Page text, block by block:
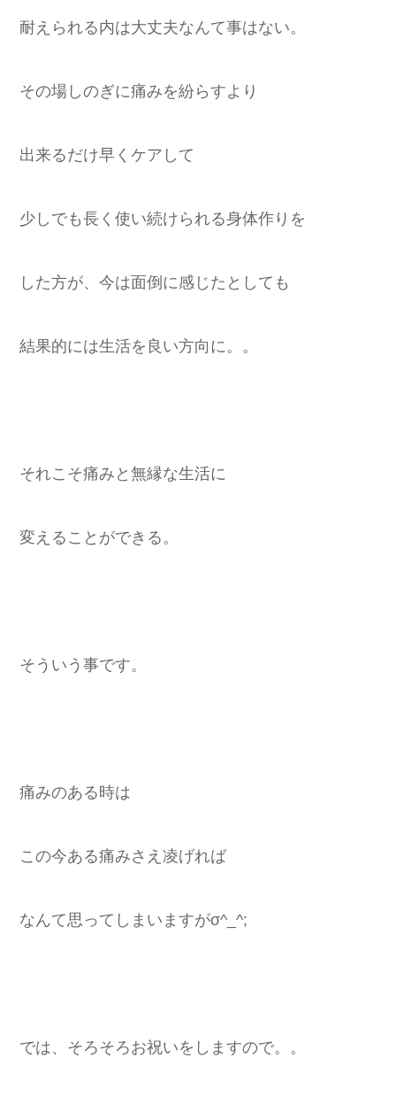
耐えられる内は大丈夫なんて事はない。
その場しのぎに痛みを紛らすより
出来るだけ早くケアして
少しでも長く使い続けられる身体作りを
した方が、今は面倒に感じたとしても
結果的には生活を良い方向に。。
それこそ痛みと無縁な生活に
変えることができる。
そういう事です。
痛みのある時は
この今ある痛みさえ凌げれば
なんて思ってしまいますがσ^_^;
では、そろそろお祝いをしますので。。